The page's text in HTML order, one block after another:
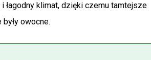
łagodny klimat, dzięki czemu tamtejsze
owocne.